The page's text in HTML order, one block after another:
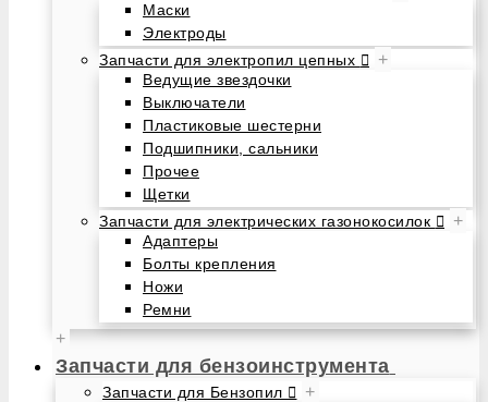
Маски
Электроды
Запчасти для электропил цепных
+
Ведущие звездочки
Выключатели
Пластиковые шестерни
Подшипники, сальники
Прочее
Щетки
Запчасти для электрических газонокосилок
+
Адаптеры
Болты крепления
Ножи
Ремни
+
Запчасти для бензоинструмента
Запчасти для Бензопил +